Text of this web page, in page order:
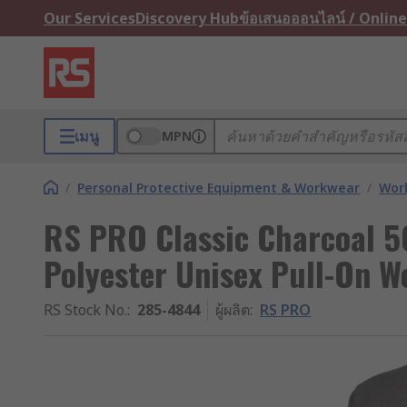
Our ServicesDiscovery Hubข้อเสนอออนไลน์ /
เมนู MPN
/ Personal Protective Equipment & Workwear /
RS PRO Classic
Polyester Unisex Pull-On
RS Stock No.: 285-4844 ผู้ผลิต: RS PRO